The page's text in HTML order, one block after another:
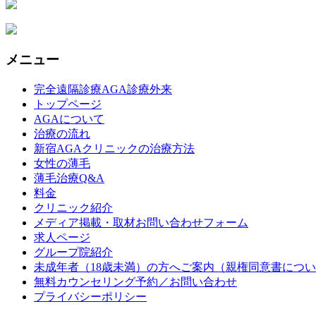
メニュー
完全遠隔診療AGA診療外来
トップページ
AGAについて
治療の流れ
新宿AGAクリニックの治療方法
女性の薄毛
薄毛治療Q&A
料金
クリニック紹介
メディア掲載・取材お問い合わせフォーム
求人ページ
グループ院紹介
未成年者（18歳未満）の方へご案内（親権同意書につ
無料カウンセリング予約／お問い合わせ
プライバシーポリシー